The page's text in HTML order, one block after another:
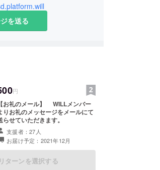
を送る
円
【お礼のメール】 WILLメンバー
りお礼のメッセージをメールにて
らせていただきます。
支援者：27人
お届け予定：2021年12月
ターンを選択する